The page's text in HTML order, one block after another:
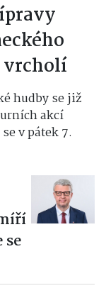
vrcholí
hudby se již
akcí
v pátek 7.